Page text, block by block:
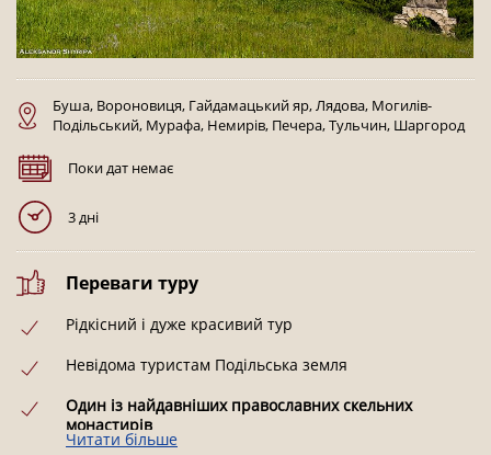
Буша, Вороновиця, Гайдамацький яр, Лядова, Могилів-
Подільський, Мурафа, Немирів, Печера, Тульчин, Шаргород
Поки дат немає
3 дні
Переваги туру
Рідкісний і дуже красивий тур
Невідома туристам Подільська земля
Один із найдавніших православних скельних
монастирів
Читати більше